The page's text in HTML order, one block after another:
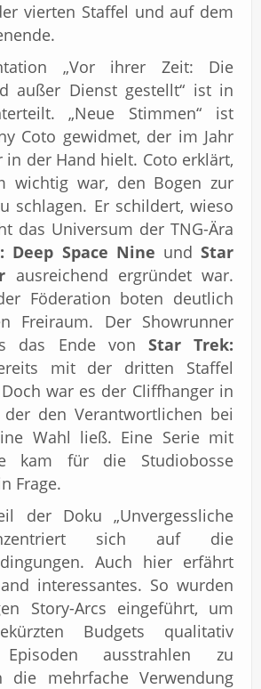
vierten Staffel und auf dem
„Vor ihrer Zeit: Die
außer Dienst gestellt“ ist in
„Neue Stimmen“ ist
Coto gewidmet, der im Jahr
in der Hand hielt. Coto erklärt,
wichtig war, den Bogen zur
schlagen. Er schildert, wieso
das Universum der TNG-Ära
Deep Space Nine undStar
ausreichend ergründet war.
Föderation boten deutlich
Freiraum. Der Showrunner
das Ende von Star Trek:
mit der dritten Staffel
war es der Cliffhanger in
der den Verantwortlichen bei
Wahl ließ. Eine Serie mit
kam für die Studiobosse
Frage.
der Doku „Unvergessliche
sich auf die
Auch hier erfährt
interessantes. So wurden
Story-Arcs eingeführt, um
Budgets qualitativ
Episoden ausstrahlen zu
die mehrfache Verwendung